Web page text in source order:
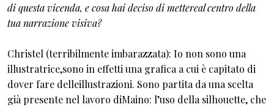
di questa vicenda, e cosa hai deciso di mettereal centro della
tua narrazione visiva?
Christel (terribilmente imbarazzata): Io non sono una
illustratrice,sono in effetti una grafica a cui è capitato di
dover fare delleillustrazioni. Sono partita da una scelta
già presente nel lavoro diMaino: l’uso della silhouette, che